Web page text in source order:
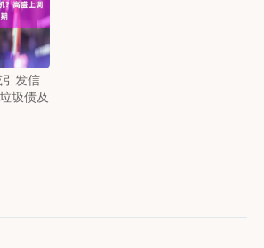
发信
圾债及